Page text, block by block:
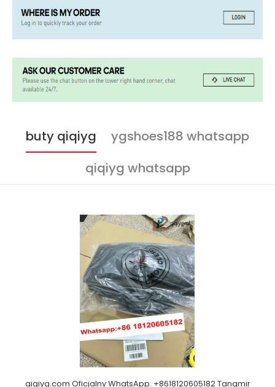
buty qiqiyg
ygshoes188 whatsapp
qiqiyg whatsapp
qiqiyg.com Oficjalny WhatsApp: +8618120605182 Tangmir